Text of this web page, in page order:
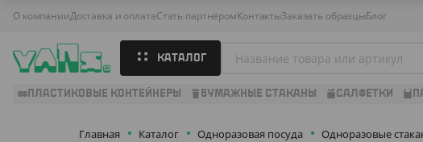
О компанииДоставка и оплатаСтать партнёромКонтактыЗаказать образцыБлог
КАТАЛОГ
ПЛАСТИКОВЫЕ КОНТЕЙНЕРЫ БУМАЖНЫЕ СТАКАНЫ САЛФЕТКИ
Главная Каталог Одноразовая посуда Одноразовые